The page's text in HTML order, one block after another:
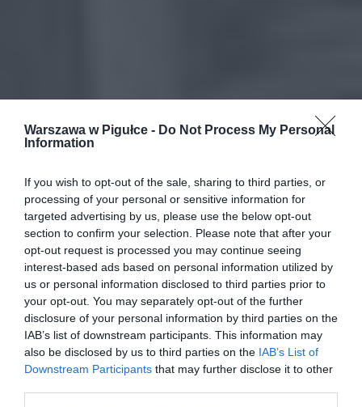
Warszawa w Pigułce - Do Not Process My Personal
Information
If you wish to opt-out of the sale, sharing to third parties, or
processing of your personal or sensitive information for
targeted advertising by us, please use the below opt-out
section to confirm your selection. Please note that after your
opt-out request is processed you may continue seeing
interest-based ads based on personal information utilized by
us or personal information disclosed to third parties prior to
your opt-out. You may separately opt-out of the further
disclosure of your personal information by third parties on the
IAB’s list of downstream participants. This information may
also be disclosed by us to third parties on the IAB’s List of
Downstream Participants that may further disclose it to other